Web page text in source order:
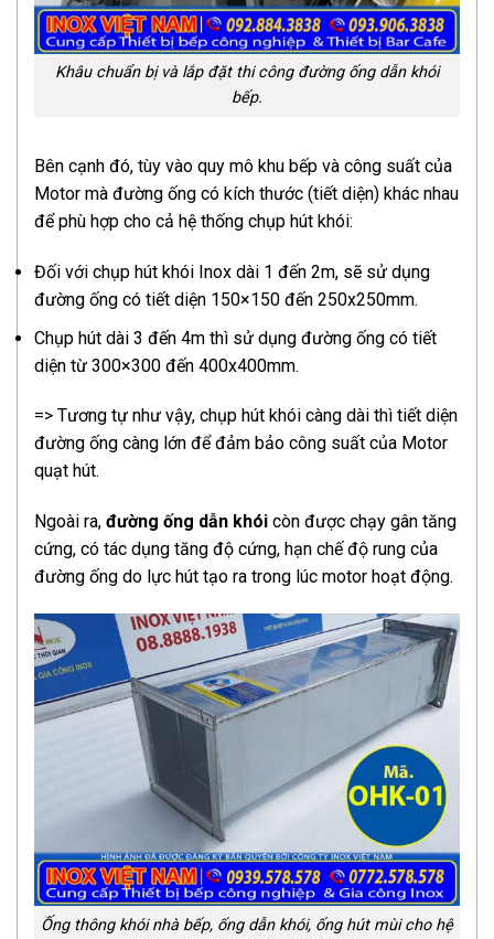
Khâu chuẩn bị và lắp đặt thi công đường ống dẫn khói
bếp.
Bên cạnh đó, tùy vào quy mô khu bếp và công suất của
Motor mà đường ống có kích thước (tiết diện) khác nhau
để phù hợp cho cả hệ thống chụp hút khói:
Đối với chụp hút khói Inox dài 1 đến 2m, sẽ sử dụng
đường ống có tiết diện 150×150 đến 250x250mm.
Chụp hút dài 3 đến 4m thì sử dụng đường ống có tiết
diện từ 300×300 đến 400x400mm.
=> Tương tự như vậy, chụp hút khói càng dài thì tiết diện
đường ống càng lớn để đảm bảo công suất của Motor
quạt hút.
Ngoài ra, đường ống dẫn khói còn được chạy gân tăng
cứng, có tác dụng tăng độ cứng, hạn chế độ rung của
đường ống do lực hút tạo ra trong lúc motor hoạt động.
Ống thông khói nhà bếp, ống dẫn khói, ống hút mùi cho hệ